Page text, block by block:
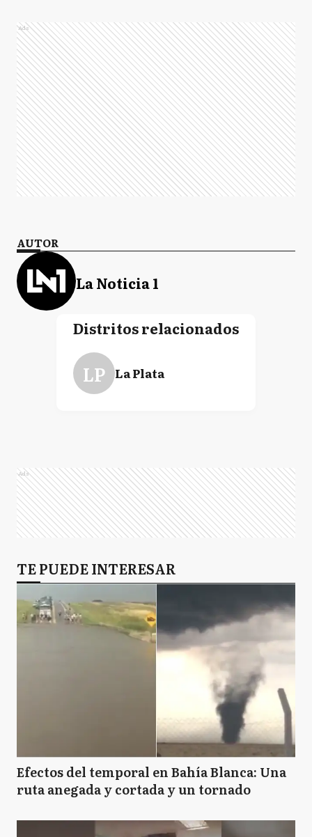
Ads
AUTOR
La Noticia 1
Distritos relacionados
LP La Plata
Ads
TE PUEDE INTERESAR
Efectos del temporal en Bahía Blanca: Una
ruta anegada y cortada y un tornado